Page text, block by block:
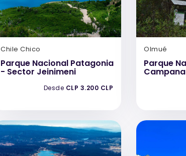
Chile Chico
Parque Nacional Patagonia
- Sector Jeinimeni
Desde CLP 3.200 CLP
Olmué
Parque